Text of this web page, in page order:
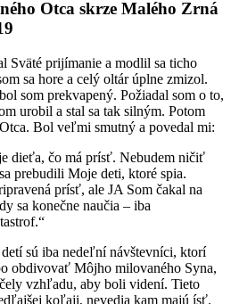
Otca skrze Malého Zrná
Sväté prijímanie a modlil sa ticho
sa hore a celý oltár úplne zmizol.
som prekvapený. Požiadal som o to,
urobil a stal sa tak silným. Potom
Bol veľmi smutný a povedal mi:
dieťa, čo má prísť. Nebudem ničiť
prebudili Moje deti, ktoré spia.
prísť, ale JA Som čakal na
sa konečne naučia – iba
sú iba nedeľní návštevníci, ktorí
obdivovať Môjho milovaného Syna,
vzhľadu, aby boli videní. Tieto
koľaji, nevedia kam majú ísť.